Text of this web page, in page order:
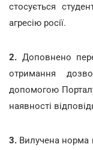
стосується
агресію росії.
2. Доповнено
отримання
допомогою
наявності
3. Вилучена норма